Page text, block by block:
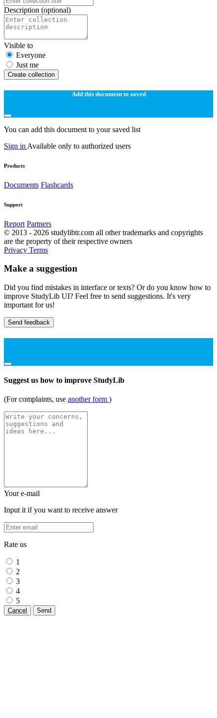
Description (optional)
Visible to
Everyone
Just me
Create collection
Add this document to saved
You can add this document to your saved list
Sign in Available only to authorized users
Products
Documents Flashcards
Support
Report Partners
© 2013 - 2026 studylibtr.com all other trademarks and copyrights
are the property of their respective owners
Privacy Terms
Make a suggestion
Did you find mistakes in interface or texts? Or do you know how to
improve StudyLib UI? Feel free to send suggestions. It's very
important for us!
Send feedback
Suggest us how to improve StudyLib
(For complaints, use another form )
Your e-mail
Input it if you want to receive answer
Rate us
1
2
3
4
5
Cancel Send